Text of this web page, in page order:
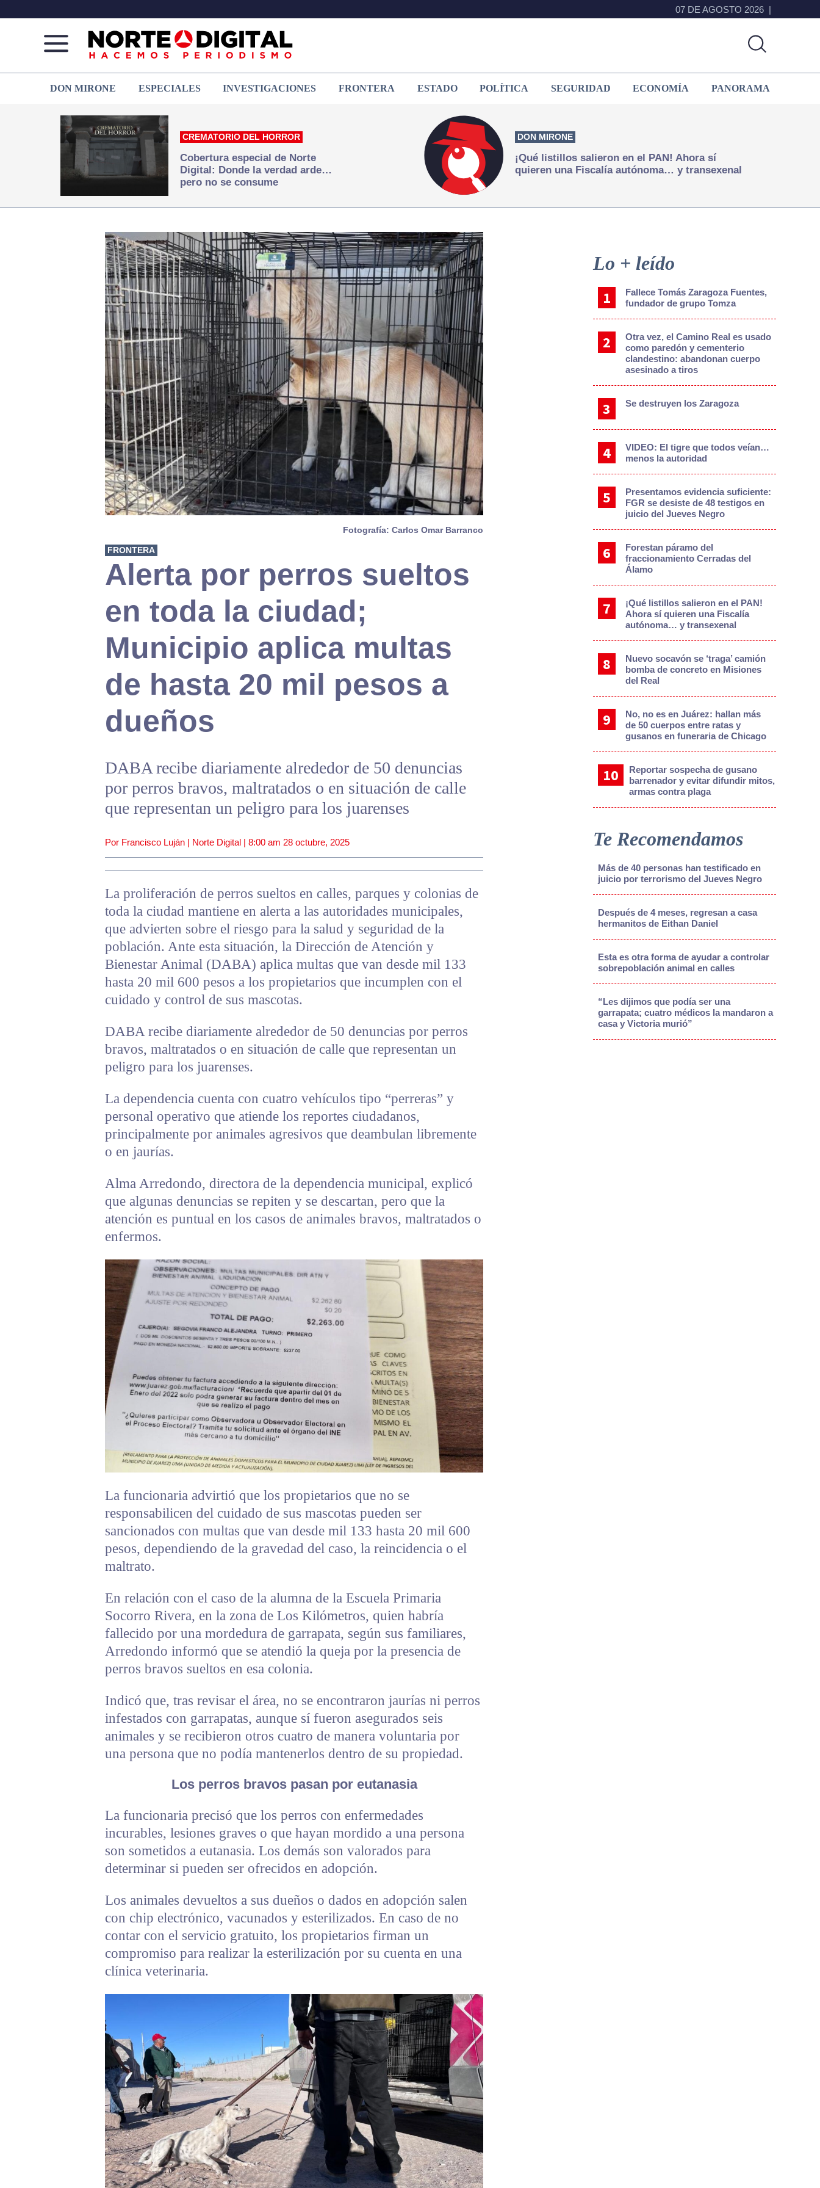
07 DE AGOSTO 2026
de
Juárez
que
hacemos periodismo
DON MIRONE ESPECIALES INVESTIGACIONES FRONTERA ESTADO POLÍTICA SEGURIDAD ECONOMÍA PANORAMA
CREMATORIO DEL HORROR
Cobertura especial de Norte
Digital: Donde la verdad arde…
pero no se consume
DON MIRONE
¡Qué listillos salieron en el PAN! Ahora sí
quieren una Fiscalía autónoma… y transexenal
Fotografía: Carlos Omar Barranco
FRONTERA
Alerta por perros sueltos
en toda la ciudad;
Municipio aplica multas
de hasta 20 mil pesos a
dueños
DABA recibe diariamente alrededor de 50 denuncias
por perros bravos, maltratados o en situación de calle
que representan un peligro para los juarenses
Por Francisco Luján | Norte Digital | 8:00 am 28 octubre, 2025
La proliferación de perros sueltos en calles, parques y colonias de
toda la ciudad mantiene en alerta a las autoridades municipales,
que advierten sobre el riesgo para la salud y seguridad de la
población. Ante esta situación, la Dirección de Atención y
Bienestar Animal (DABA) aplica multas que van desde mil 133
hasta 20 mil 600 pesos a los propietarios que incumplen con el
cuidado y control de sus mascotas.
DABA recibe diariamente alrededor de 50 denuncias por perros
bravos, maltratados o en situación de calle que representan un
peligro para los juarenses.
La dependencia cuenta con cuatro vehículos tipo “perreras” y
personal operativo que atiende los reportes ciudadanos,
principalmente por animales agresivos que deambulan libremente
o en jaurías.
Alma Arredondo, directora de la dependencia municipal, explicó
que algunas denuncias se repiten y se descartan, pero que la
atención es puntual en los casos de animales bravos, maltratados o
enfermos.
La funcionaria advirtió que los propietarios que no se
responsabilicen del cuidado de sus mascotas pueden ser
sancionados con multas que van desde mil 133 hasta 20 mil 600
pesos, dependiendo de la gravedad del caso, la reincidencia o el
maltrato.
En relación con el caso de la alumna de la Escuela Primaria
Socorro Rivera, en la zona de Los Kilómetros, quien habría
fallecido por una mordedura de garrapata, según sus familiares,
Arredondo informó que se atendió la queja por la presencia de
perros bravos sueltos en esa colonia.
Indicó que, tras revisar el área, no se encontraron jaurías ni perros
infestados con garrapatas, aunque sí fueron asegurados seis
animales y se recibieron otros cuatro de manera voluntaria por
una persona que no podía mantenerlos dentro de su propiedad.
Los perros bravos pasan por eutanasia
La funcionaria precisó que los perros con enfermedades
incurables, lesiones graves o que hayan mordido a una persona
son sometidos a eutanasia. Los demás son valorados para
determinar si pueden ser ofrecidos en adopción.
Los animales devueltos a sus dueños o dados en adopción salen
con chip electrónico, vacunados y esterilizados. En caso de no
contar con el servicio gratuito, los propietarios firman un
compromiso para realizar la esterilización por su cuenta en una
clínica veterinaria.
Sidebar
Lo + leído
Fallece Tomás Zaragoza Fuentes,
fundador de grupo Tomza
Otra vez, el Camino Real es usado
como paredón y cementerio
clandestino: abandonan cuerpo
asesinado a tiros
Se destruyen los Zaragoza
VIDEO: El tigre que todos veían…
menos la autoridad
Presentamos evidencia suficiente:
FGR se desiste de 48 testigos en
juicio del Jueves Negro
Forestan páramo del
fraccionamiento Cerradas del
Álamo
¡Qué listillos salieron en el PAN!
Ahora sí quieren una Fiscalía
autónoma… y transexenal
Nuevo socavón se ‘traga’ camión
bomba de concreto en Misiones
del Real
No, no es en Juárez: hallan más
de 50 cuerpos entre ratas y
gusanos en funeraria de Chicago
Reportar sospecha de gusano
barrenador y evitar difundir mitos,
armas contra plaga
Te Recomendamos
Más de 40 personas han testificado en
juicio por terrorismo del Jueves Negro
Después de 4 meses, regresan a casa
hermanitos de Eithan Daniel
Esta es otra forma de ayudar a controlar
sobrepoblación animal en calles
“Les dijimos que podía ser una
garrapata; cuatro médicos la mandaron a
casa y Victoria murió”